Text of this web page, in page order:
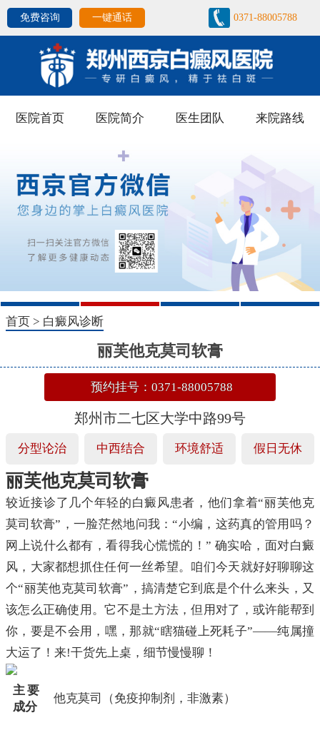
免费咨询 一键通话 0371-88005788
医院首页 医院简介 医生团队 来院路线
1 2 3 4
首页 > 白癜风诊断
丽芙他克莫司软膏
预约挂号：0371-88005788
郑州市二七区大学中路99号
分型论治 中西结合 环境舒适 假日无休
丽芙他克莫司软膏
较近接诊了几个年轻的白癜风患者，他们拿着“丽芙他克
莫司软膏”，一脸茫然地问我：“小编，这药真的管用吗？
网上说什么都有，看得我心慌慌的！” 确实哈，面对白癜
风，大家都想抓住任何一丝希望。咱们今天就好好聊聊这
个“丽芙他克莫司软膏”，搞清楚它到底是个什么来头，又
该怎么正确使用。它不是土方法，但用对了，或许能帮到
你，要是不会用，嘿，那就“瞎猫碰上死耗子”——纯属撞
大运了！来!干货先上桌，细节慢慢聊！
主要
成分
他克莫司（免疫抑制剂，非激素）